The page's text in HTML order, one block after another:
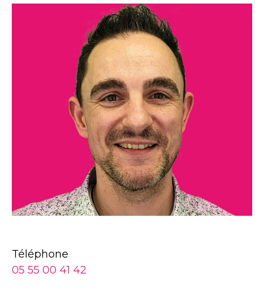
Téléphone
05 55 00 41 42